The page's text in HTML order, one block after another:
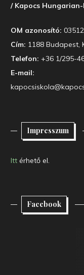
/ Kapocs
OM azonosító:
Cím: 1188 Budapest,
Telefon: +36 1/295-
E-mail:
Impresszum
Itt érhető el.
Facebook